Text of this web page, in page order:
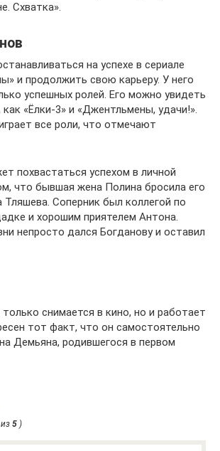
Схватка».
на успехе в сериале
и продолжить свою карьеру. У него
успешных ролей. Его можно увидеть
«Ёлки-3» и «Джентльмены, удачи!».
все роли, что отмечают
похвастаться успехом в личной
что бывшая жена Полина бросила его
Тляшева. Соперник был коллегой по
и хорошим приятелем Антона.
непросто дался Богданову и оставил
снимается в кино, но и работает
тот факт, что он самостоятельно
Демьяна, родившегося в первом
из 5 )